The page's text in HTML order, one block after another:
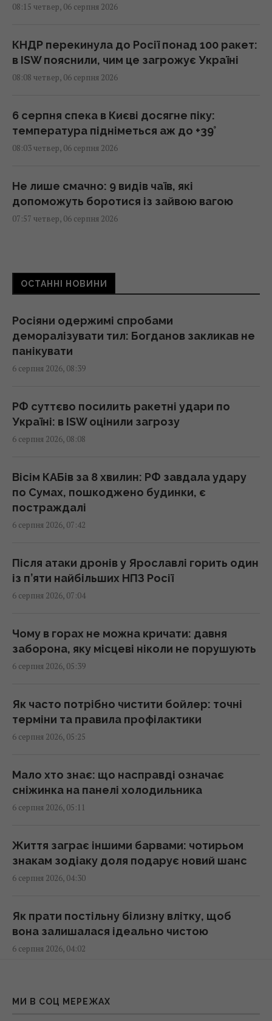
08:15 четвер, 06 серпня 2026
КНДР перекинула до Росії понад 100 ракет:
в ISW пояснили, чим це загрожує Україні
08:08 четвер, 06 серпня 2026
6 серпня спека в Києві досягне піку:
температура підніметься аж до +39°
08:03 четвер, 06 серпня 2026
Не лише смачно: 9 видів чаїв, які
допоможуть боротися із зайвою вагою
07:57 четвер, 06 серпня 2026
"жахливих жертвах" після удару по Києву, –
WP
Привітання з Преображенням Господнім:
зворушливі побажання та листівки
07:30 четвер, 06 серпня 2026
Сьогодні - Яблучний Спас: як правильно
вітати рідних і близьких
07:30 четвер, 06 серпня 2026
Що таке свято Преображення Господнє:
українські традиції та 5 суворих заборон
07:30 четвер, 06 серпня 2026
із найбільших російських НПЗ (відео)
Терези - вдача, Тельцям - швидкі рішення
07:20 четвер, 06 серпня 2026
сповільнитися, Скорпіонам –
перенапруження
07:10 четвер, 06 серпня 2026
Магнітні бурі 6–8 серпня: коли очікувати
нового удару (графік)
07:10 четвер, 06 серпня 2026
Яблучний Спас в Україні 2026: що можна
робити, які існують заборони та народні
прикмети
Перевірено поколіннями: 6 садових порад,
які досі залишаються актуальними
Розвідка США допомогла Україні
ОСТАННІ НОВИНИ
Росіяни одержимі спробами
деморалізувати тил: Богданов закликав не
панікувати
6 серпня 2026, 08:39
РФ суттєво посилить ракетні удари по
Україні: в ISW оцінили загрозу
6 серпня 2026, 08:08
Вісім КАБів за 8 хвилин: РФ завдала удару
по Сумах, пошкоджено будинки, є
постраждалі
6 серпня 2026, 07:42
Після атаки дронів у Ярославлі горить один
із п’яти найбільших НПЗ Росії
6 серпня 2026, 07:04
Чому в горах не можна кричати: давня
заборона, яку місцеві ніколи не порушують
6 серпня 2026, 05:39
Як часто потрібно чистити бойлер: точні
терміни та правила профілактики
6 серпня 2026, 05:25
Мало хто знає: що насправді означає
сніжинка на панелі холодильника
6 серпня 2026, 05:11
Життя заграє іншими барвами: чотирьом
знакам зодіаку доля подарує новий шанс
6 серпня 2026, 04:30
Як прати постільну білизну влітку, щоб
вона залишалася ідеально чистою
6 серпня 2026, 04:02
можна видалити з куща кабачків
МИ В СОЦ МЕРЕЖАХ